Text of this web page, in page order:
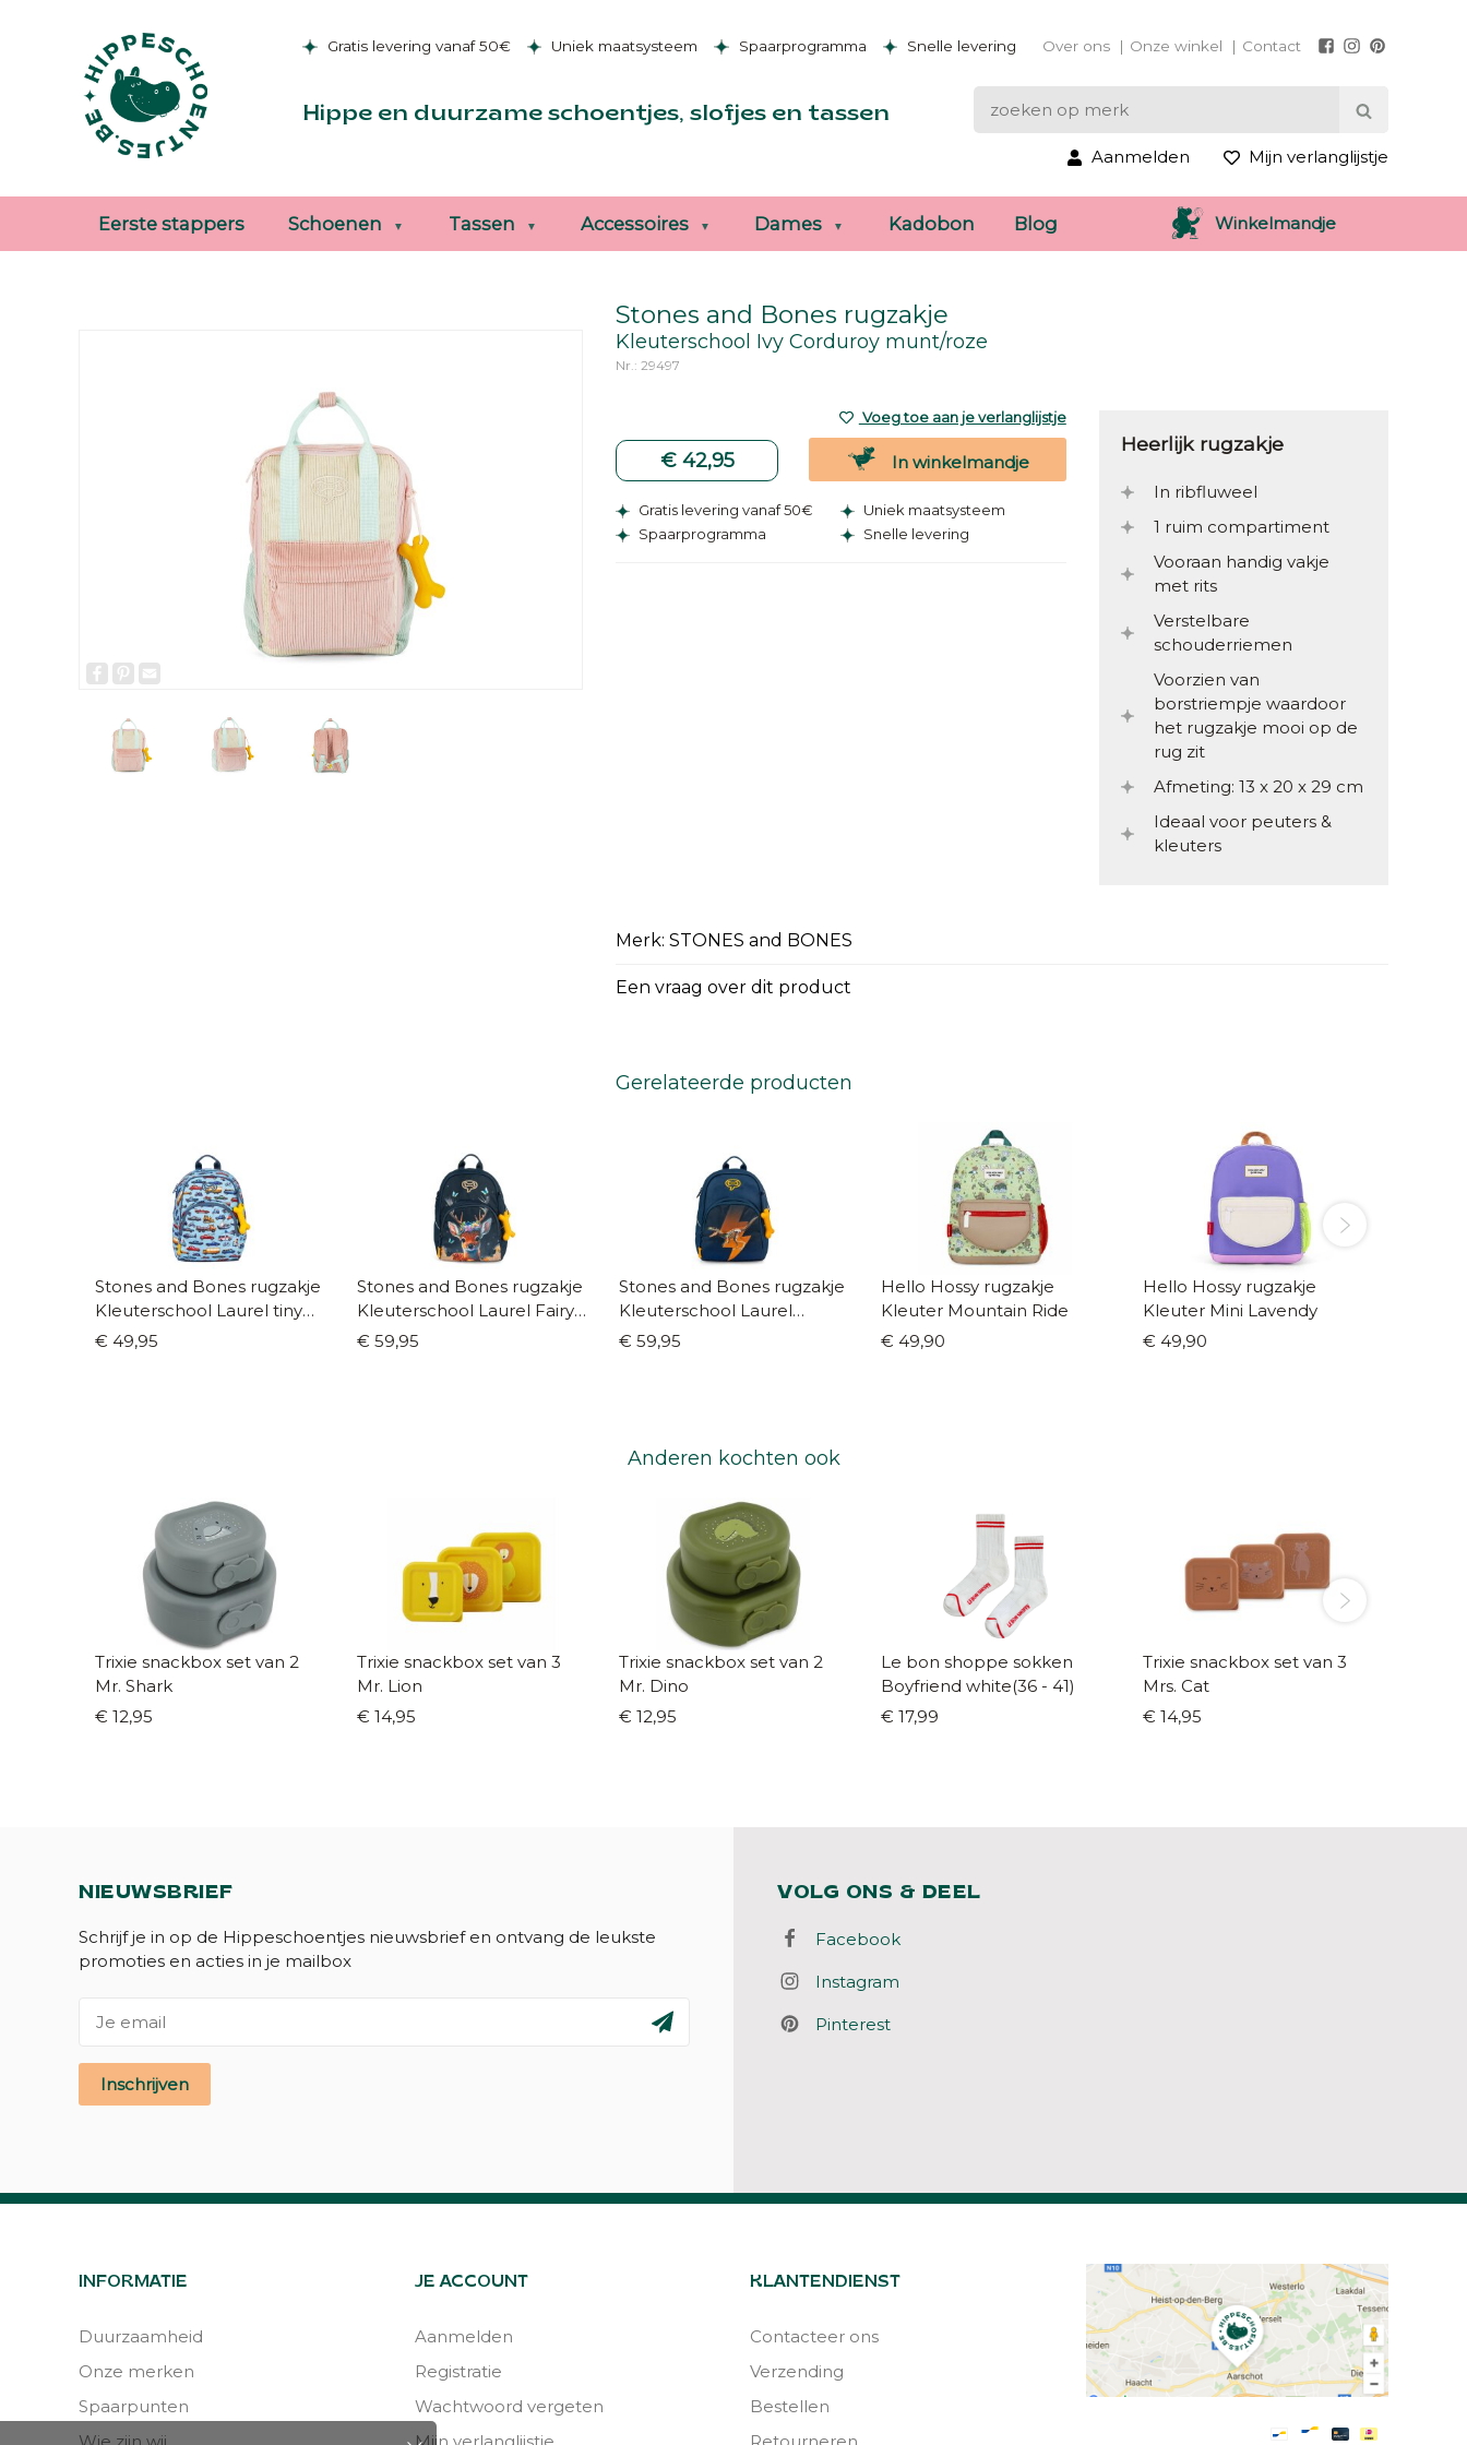
Gratis levering vanaf 50€ Uniek maatsysteem Spaarprogramma Snelle levering Over ons Onze winkel Contact
Hippe en duurzame schoentjes, slofjes en tassen
Aanmelden Mijn verlanglijstje
Eerste stappers Schoenen Tassen Accessoires Dames Kadobon Blog Winkelmandje
Stones and Bones rugzakje
Facebook
Pinterest
Kleuterschool Ivy Corduroy munt/roze
Nr.: 29497
€ 42,95
Voeg toe aan je verlanglijstje
In winkelmandje
Gratis levering vanaf 50€
Uniek maatsysteem
Spaarprogramma
Snelle levering
Heerlijk rugzakje
In ribfluweel
1 ruim compartiment
Vooraan handig vakje
met rits
Verstelbare
schouderriemen
Voorzien van
borstriempje waardoor
het rugzakje mooi op de
rug zit
Afmeting: 13 x 20 x 29 cm
Ideaal voor peuters &
kleuters
Merk: STONES and BONES
Een vraag over dit product
Gerelateerde producten
Stones and Bones rugzakje
Kleuterschool Laurel tiny
travels
€ 49,95
Stones and Bones rugzakje
Kleuterschool Laurel Fairy
fawn navy
€ 59,95
Stones and Bones rugzakje
Kleuterschool Laurel
Electrified indigo
€ 59,95
Hello Hossy rugzakje
Kleuter Mountain Ride
€ 49,90
Hello Hossy rugzakje
Kleuter Mini Lavendy
€ 49,90
Anderen kochten ook
Trixie snackbox set van 2
Mr. Shark
€ 12,95
Trixie snackbox set van 3
Mr. Lion
€ 14,95
Trixie snackbox set van 2
Mr. Dino
€ 12,95
Le bon shoppe sokken
Boyfriend white(36 - 41)
€ 17,99
Trixie snackbox set van 3
Mrs. Cat
€ 14,95
NIEUWSBRIEF
Schrijf je in op de Hippeschoentjes nieuwsbrief en ontvang de leukste
promoties en acties in je mailbox
Inschrijven
VOLG ONS & DEEL
Facebook
Instagram
Pinterest
INFORMATIE
Duurzaamheid
Onze merken
Spaarpunten
JE ACCOUNT
Aanmelden
Registratie
Wachtwoord vergeten
KLANTENDIENST
Contacteer ons
Verzending
Bestellen